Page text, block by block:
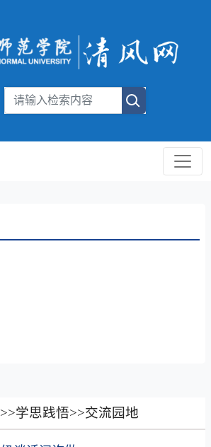
>>学思践悟>>交流园地